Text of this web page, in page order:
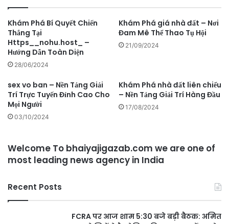
Khám Phá Bí Quyết Chiến
Thắng Tại
Https__nohu.host_ –
Hướng Dẫn Toàn Diện
28/06/2024
Khám Phá giá nhà đất – Nơi
Đam Mê Thể Thao Tụ Hội
21/09/2024
sex vo ban – Nền Tảng Giải
Trí Trực Tuyến Đỉnh Cao Cho
Mọi Người
03/10/2024
Khám Phá nhà đất liên chiểu
– Nền Tảng Giải Trí Hàng Đầu
17/08/2024
Welcome To bhaiyajigazab.com we are one of
most leading news agency in India
Recent Posts
FCRA पर आज शाम 5:30 बजे बड़ी बैठक: अमित